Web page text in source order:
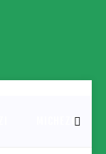
MICHEZO